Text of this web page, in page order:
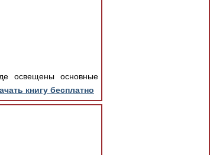
освещены основные
книгу бесплатно